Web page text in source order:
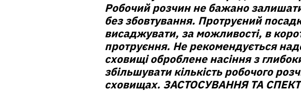
Робочий розчин не бажано
без збовтування. Протруєний
висаджувати, за можливості, в
протруєння. Не рекомендується
сховищі оброблене насіння з
збільшувати кількість робочого
сховищах. ЗАСТОСУВАННЯ ТА